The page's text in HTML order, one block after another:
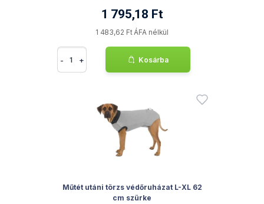
1 795,18 Ft
1 483,62 Ft ÁFA nélkül
- + Kosárba
Műtét utáni törzs védőruházat L-XL 62
cm szürke